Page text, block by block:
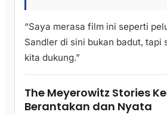
“Saya merasa film ini seperti
Sandler di sini bukan badut, tapi
kita dukung.”
The Meyerowitz Stories
Berantakan dan Nyata